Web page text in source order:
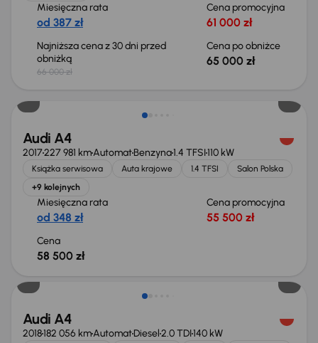
Miesięczna rata
od 387 zł
Cena promocyjna
61 000 zł
Najniższa cena z 30 dni przed
obniżką
66 000 zł
Cena po obniżce
65 000 zł
Audi A4
2017227 981 kmAutomatBenzyna1.4 TFSI110 kW
Książka serwisowa Auta krajowe 1.4 TFSI
Salon Polska
+9 kolejnych
Miesięczna rata
od 348 zł
Cena promocyjna
55 500 zł
Cena
58 500 zł
Audi A4
2018182 056 kmAutomatDiesel2.0 TDI140 kW